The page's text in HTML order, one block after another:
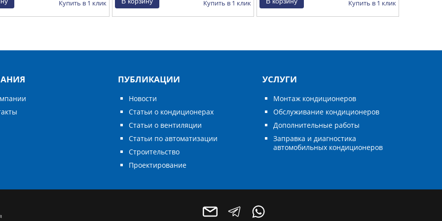
Купить в 1 клик Купить в 1 клик Купить в 1 клик
ПУБЛИКАЦИИ
Новости
Статьи о кондиционерах
Статьи о вентиляции
Статьи по автоматизации
Строительство
Проектирование
УСЛУГИ
Монтаж кондиционеров
Обслуживание кондиционеров
Дополнительные работы
Заправка и диагностика
автомобильных кондиционеров